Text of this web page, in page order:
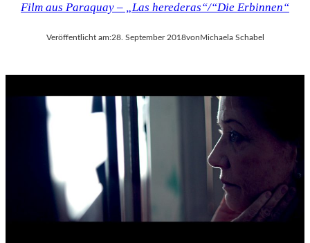
Film aus Paraquay – „Las herederas“/“Die Erbinnen“
Veröffentlicht am:28. September 2018von Michaela Schabel